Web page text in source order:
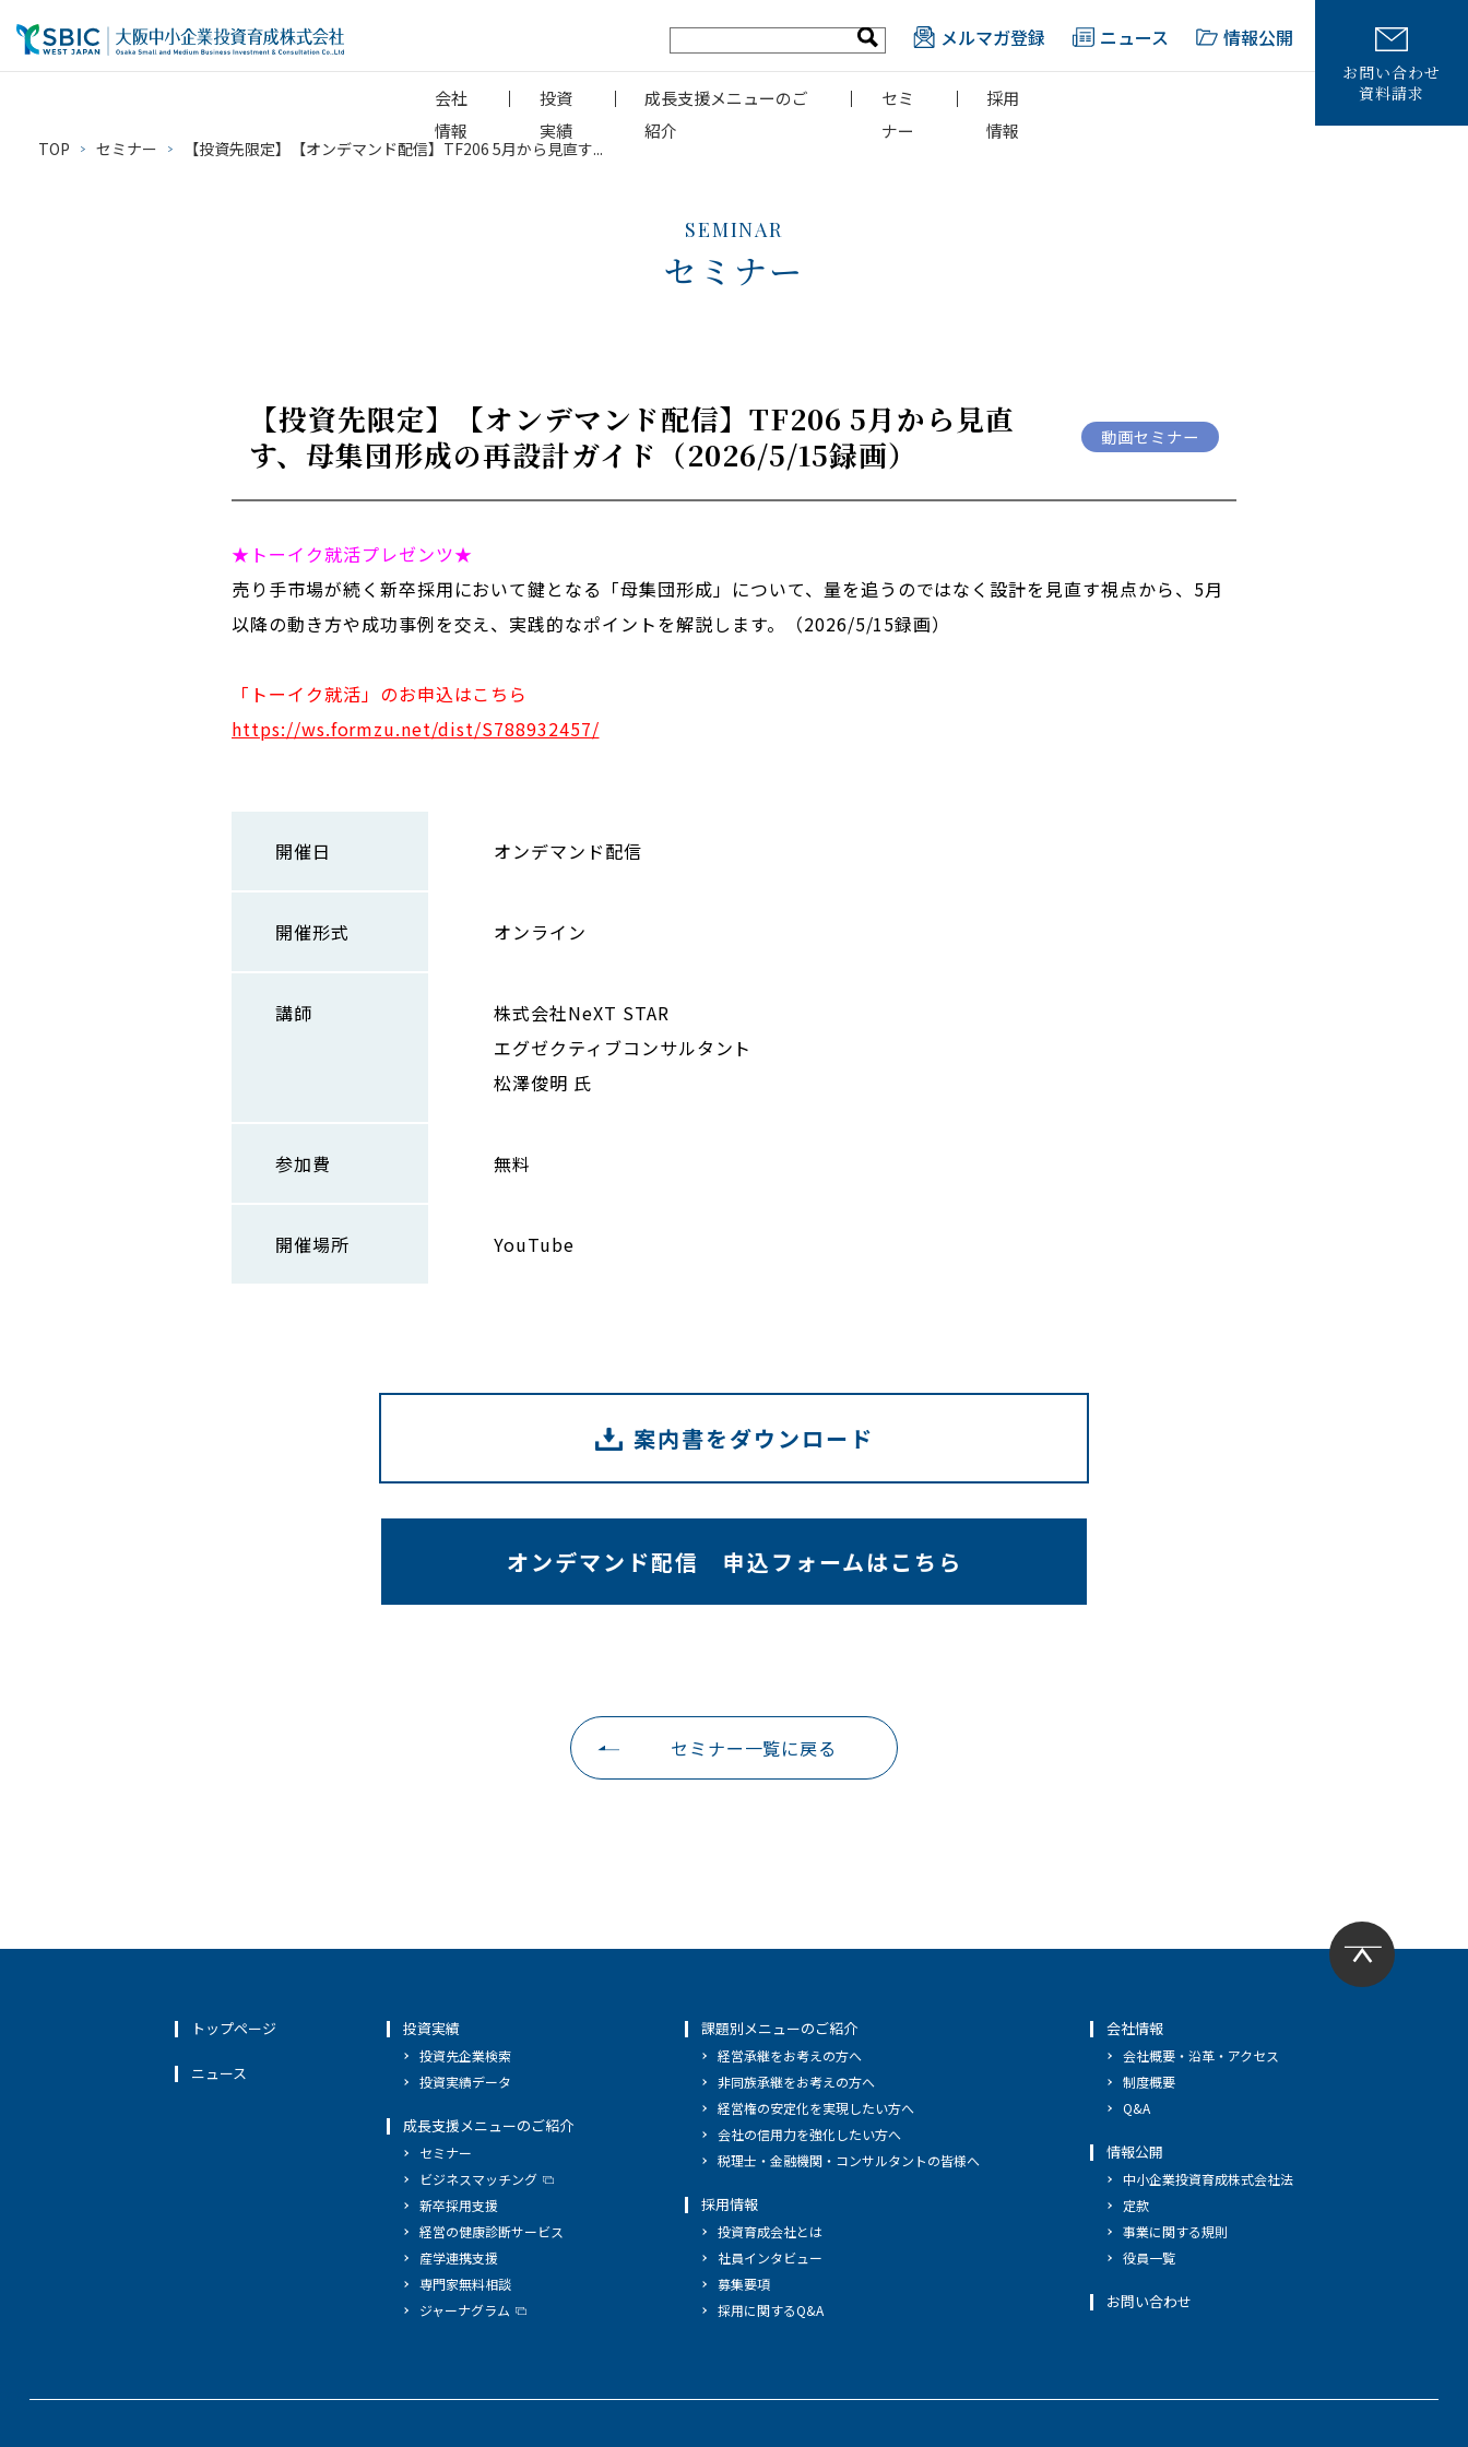
メルマガ登録 ニュース 情報公開
会社
情報
投資
実績
成長支援メニューのご
紹介
セミ
ナー
採用
情報
お問い合わせ
資料請求
TOP セミナー 【投資先限定】【オンデマンド配信】TF206 5月から見直す...
SEMINAR
セミナー
【投資先限定】【オンデマンド配信】TF206 5月から見直
す、母集団形成の再設計ガイド（2026/5/15録画）
動画セミナー
★トーイク就活プレゼンツ★
売り手市場が続く新卒採用において鍵となる「母集団形成」について、量を追うのではなく設計を見直す視点から、5月
以降の動き方や成功事例を交え、実践的なポイントを解説します。（2026/5/15録画）
「トーイク就活」のお申込はこちら
https://ws.formzu.net/dist/S788932457/
開催日 オンデマンド配信
開催形式 オンライン
講師
株式会社NeXT STAR
エグゼクティブコンサルタント
松澤俊明 氏
参加費 無料
開催場所 YouTube
案内書をダウンロード
オンデマンド配信 申込フォームはこちら
セミナー一覧に戻る
トップページ
ニュース
投資実績
投資先企業検索
投資実績データ
成長支援メニューのご紹介
セミナー
ビジネスマッチング
新卒採用支援
経営の健康診断サービス
産学連携支援
専門家無料相談
ジャーナグラム
課題別メニューのご紹介
経営承継をお考えの方へ
非同族承継をお考えの方へ
経営権の安定化を実現したい方へ
会社の信用力を強化したい方へ
税理士・金融機関・コンサルタントの皆様へ
採用情報
投資育成会社とは
社員インタビュー
募集要項
採用に関するQ&A
会社情報
会社概要・沿革・アクセス
制度概要
Q&A
情報公開
中小企業投資育成株式会社法
定款
事業に関する規則
役員一覧
お問い合わせ